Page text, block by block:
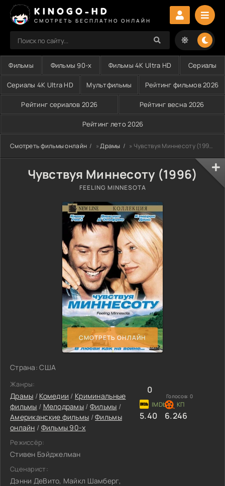
KINOGO-HD
СМОТРЕТЬ БЕСПЛАТНО ОНЛАЙН
Фильмы Фильмы 90-х Фильмы 4K Ultra HD Сериалы
Сериалы 4K Ultra HD Мультфильмы Рейтинг фильмов 2026
Рейтинг сериалов 2026 Рейтинг весна 2026
Рейтинг лето 2026
Смотреть фильмы онлайн »Драмы » Чувствуя Миннесоту (1996)
Чувствуя Миннесоту (1996)
FEELING MINNESOTA
СМОТРЕТЬ ОНЛАЙН
Страна: США
Жанры:
Драмы / Комедии / Криминальные
фильмы / Мелодрамы / Фильмы /
Американские фильмы /Фильмы
онлайн / Фильмы 90-х
Режиссёр:
Стивен Бэйджелман
Сценарист:
Дэнни ДеВито, Майкл Шамберг,
0
Голосов: 0
5.40 6.246